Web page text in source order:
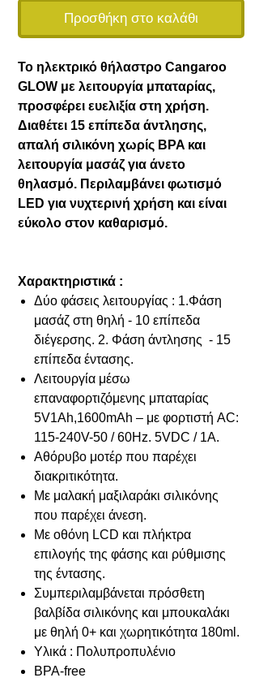
Προσθήκη στο καλάθι
Το ηλεκτρικό θήλαστρο Cangaroo
GLOW με λειτουργία μπαταρίας,
προσφέρει ευελιξία στη χρήση.
Διαθέτει 15 επίπεδα άντλησης,
απαλή σιλικόνη χωρίς BPA και
λειτουργία μασάζ για άνετο
θηλασμό. Περιλαμβάνει φωτισμό
LED για νυχτερινή χρήση και είναι
εύκολο στον καθαρισμό.
Χαρακτηριστικά :
Δύο φάσεις λειτουργίας : 1.Φάση
μασάζ στη θηλή - 10 επίπεδα
διέγερσης. 2. Φάση άντλησης - 15
επίπεδα έντασης.
Λειτουργία μέσω
επαναφορτιζόμενης μπαταρίας
5V1Ah,1600mAh – με φορτιστή AC:
115-240V-50 / 60Hz. 5VDC / 1A.
Αθόρυβο μοτέρ που παρέχει
διακριτικότητα.
Με μαλακή μαξιλαράκι σιλικόνης
που παρέχει άνεση.
Με οθόνη LCD και πλήκτρα
επιλογής της φάσης και ρύθμισης
της έντασης.
Συμπεριλαμβάνεται πρόσθετη
βαλβίδα σιλικόνης και μπουκαλάκι
με θηλή 0+ και χωρητικότητα 180ml.
Υλικά : Πολυπροπυλένιο
BPA-free